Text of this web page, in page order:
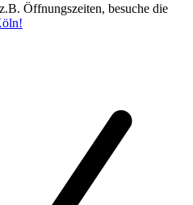
Öffnungszeiten, besuche die